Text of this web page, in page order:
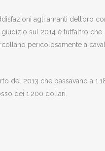
agli amanti dell’oro
sul 2014 è tutt’altro che
pericolosamente a
del 2013 che passavano a
dei 1.200 dollari.